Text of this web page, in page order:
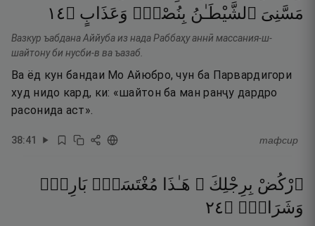
مَسَّنِىَ ٱلشَّيْطَـٰنُ بِنُصْبٍۢ وَعَذَابٍ ۝٤١
Вазкур ъабдана Аййуба из нада Раббаҳу аннӣ массания-ш-
шайтону би нусби-в ва ъазаб.
Ва ёд кун бандаи Мо Айюбро, чун ба Парвардигори
худ нидо кард, ки: «шайтон ба ман ранҷу дардро
расонида аст».
38:41 тафсир
ٱرْكُضْ بِرِجْلِكَ ۖ هَـٰذَا مُغْتَسَلٌۢ بَارِدٌۭ
وَشَرَابٌۭ ۝٤٢